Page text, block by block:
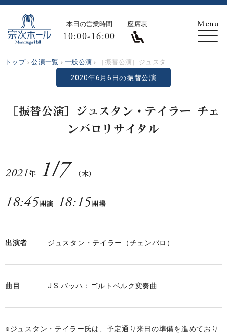
本日の営業時間
10:00-16:00
座席表
トップ 公演一覧 一般公演 ［振替公演］ジュスタ...
2020年6月6日の振替公演
［振替公演］ジュスタン・テイラー チェ
ンバロリサイタル
2021年 1/7 （木）
18:45 開演 18:15 開場
出演者 ジュスタン・テイラー（チェンバロ）
曲目 J.S.バッハ：ゴルトベルク変奏曲
※ジュスタン・テイラー氏は、予定通り来日の準備を進めており